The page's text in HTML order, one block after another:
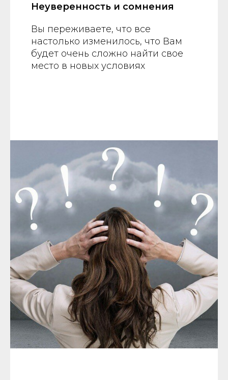
Неуверенность и сомнения
Вы переживаете, что все
настолько изменилось, что Вам
будет очень сложно найти свое
место в новых условиях